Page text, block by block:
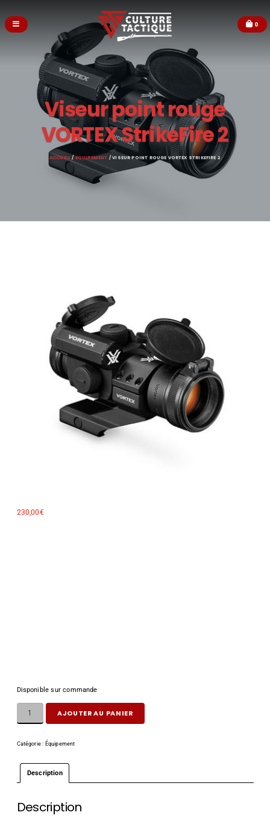
0
Viseur point rouge
VORTEX StrikeFire 2
ACCUEIL/ÉQUIPEMENT / VISEUR POINT ROUGE VORTEX STRIKEFIRE 2
230,00€
Disponible sur commande
AJOUTER AU PANIER
Catégorie : Équipement
Description
Description